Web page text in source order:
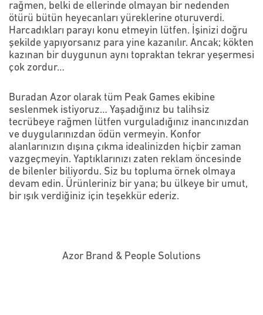
rağmen, belki de ellerinde olmayan bir nedenden
ötürü bütün heyecanları yüreklerine oturuverdi.
Harcadıkları parayı konu etmeyin lütfen. İşinizi doğru
şekilde yapıyorsanız para yine kazanılır. Ancak; kökten
kazınan bir duygunun aynı topraktan tekrar yeşermesi
çok zordur…
Buradan Azor olarak tüm Peak Games ekibine
seslenmek istiyoruz… Yaşadığınız bu talihsiz
tecrübeye rağmen lütfen vurguladığınız inancınızdan
ve duygularınızdan ödün vermeyin. Konfor
alanlarınızın dışına çıkma idealinizden hiçbir zaman
vazgeçmeyin. Yaptıklarınızı zaten reklam öncesinde
de bilenler biliyordu. Siz bu topluma örnek olmaya
devam edin. Ürünleriniz bir yana; bu ülkeye bir umut,
bir ışık verdiğiniz için teşekkür ederiz.
Azor Brand & People Solutions